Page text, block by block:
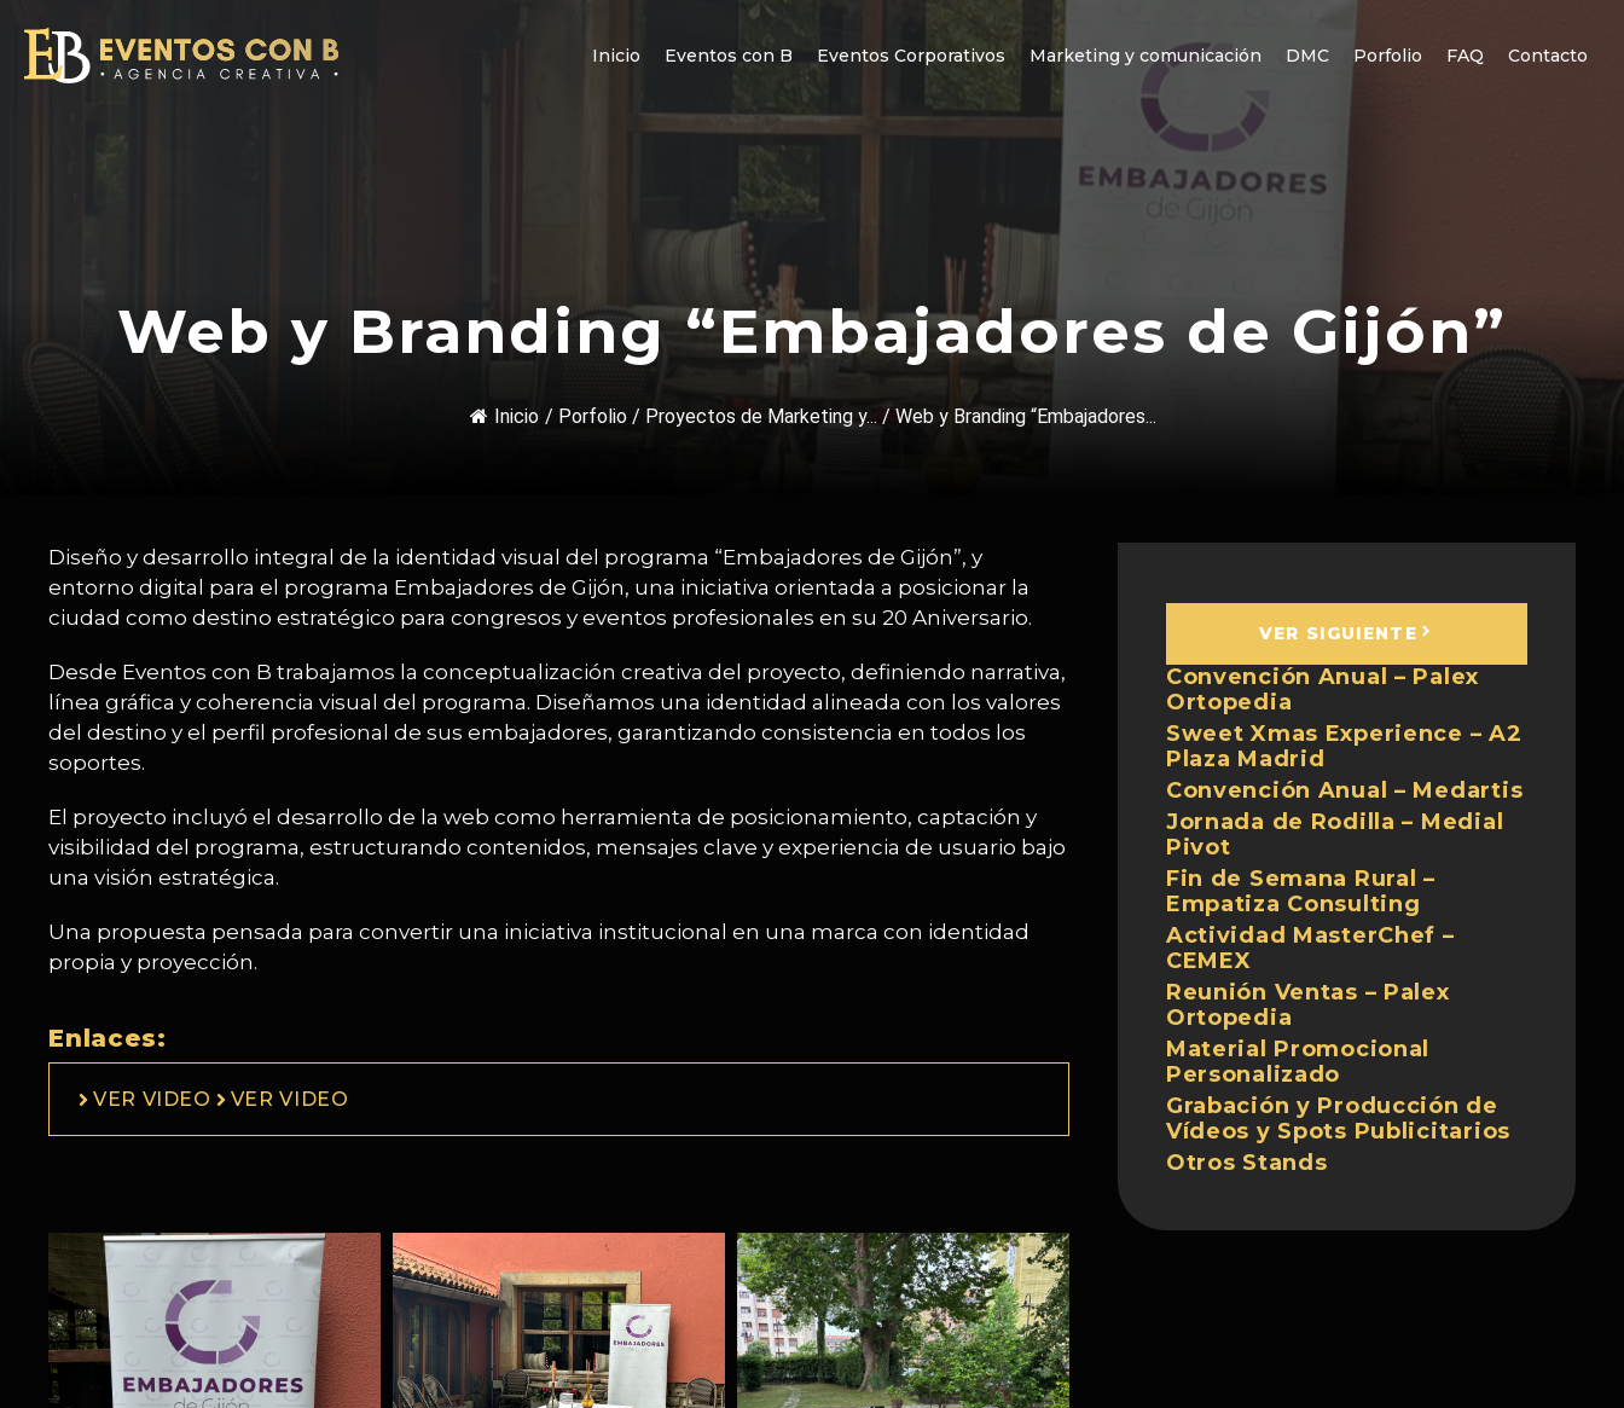
contenido
Inicio Eventos con B Eventos Corporativos Marketing y comunicación DMC Porfolio FAQ Contacto
Web y Branding “Embajadores de Gijón”
Inicio / Porfolio / Proyectos de Marketing y... / Web y Branding “Embajadores...
Diseño y desarrollo integral de la identidad visual del programa “Embajadores de Gijón”, y
entorno digital para el programa Embajadores de Gijón, una iniciativa orientada a posicionar la
ciudad como destino estratégico para congresos y eventos profesionales en su 20 Aniversario.
Desde Eventos con B trabajamos la conceptualización creativa del proyecto, definiendo narrativa,
línea gráfica y coherencia visual del programa. Diseñamos una identidad alineada con los valores
del destino y el perfil profesional de sus embajadores, garantizando consistencia en todos los
soportes.
El proyecto incluyó el desarrollo de la web como herramienta de posicionamiento, captación y
visibilidad del programa, estructurando contenidos, mensajes clave y experiencia de usuario bajo
una visión estratégica.
Una propuesta pensada para convertir una iniciativa institucional en una marca con identidad
propia y proyección.
Enlaces:
VER VIDEO VER VIDEO
VER SIGUIENTE
Convención Anual – Palex
Ortopedia
Sweet Xmas Experience – A2
Plaza Madrid
Convención Anual – Medartis
Jornada de Rodilla – Medial
Pivot
Fin de Semana Rural –
Empatiza Consulting
Actividad MasterChef –
CEMEX
Reunión Ventas – Palex
Ortopedia
Material Promocional
Personalizado
Grabación y Producción de
Vídeos y Spots Publicitarios
Otros Stands